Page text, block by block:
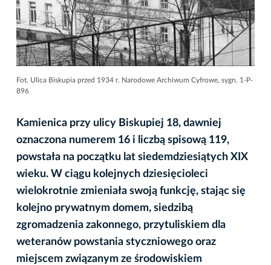
Fot. Ulica Biskupia przed 1934 r. Narodowe Archiwum Cyfrowe, sygn. 1-P-
896
Kamienica przy ulicy Biskupiej 18, dawniej
oznaczona numerem 16 i liczbą spisową 119,
powstała na początku lat siedemdziesiątych XIX
wieku. W ciągu kolejnych dziesięcioleci
wielokrotnie zmieniała swoją funkcję, stając się
kolejno prywatnym domem, siedzibą
zgromadzenia zakonnego, przytuliskiem dla
weteranów powstania styczniowego oraz
miejscem związanym ze środowiskiem